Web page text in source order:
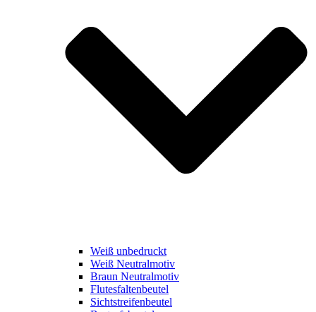
Weiß unbedruckt
Weiß Neutralmotiv
Braun Neutralmotiv
Flutesfaltenbeutel
Sichtstreifenbeutel